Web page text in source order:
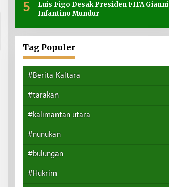
5
Luis Figo Desak Presiden FIFA Gianni
Infantino Mundur
Tag Populer
#Berita Kaltara
#tarakan
#kalimantan utara
#nunukan
#bulungan
#Hukrim